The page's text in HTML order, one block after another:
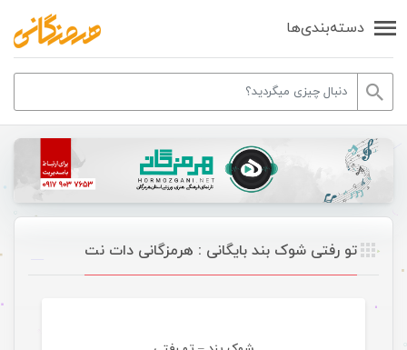
دسته‌بندی‌ها
تو رفتی شوک بند بایگانی : هرمزگانی دات نت